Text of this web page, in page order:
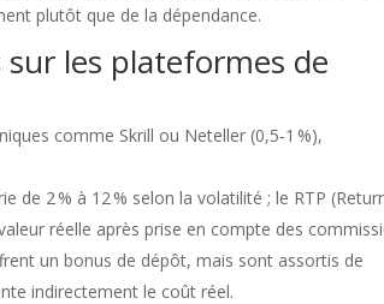
plutôt que de la dépendance.
les plateformes de
comme Skrill ou Neteller (0,5‑1 %),
de 2 % à 12 % selon la volatilité ; le RTP
réelle après prise en compte des
un bonus de dépôt, mais sont assortis de
indirectement le coût réel.